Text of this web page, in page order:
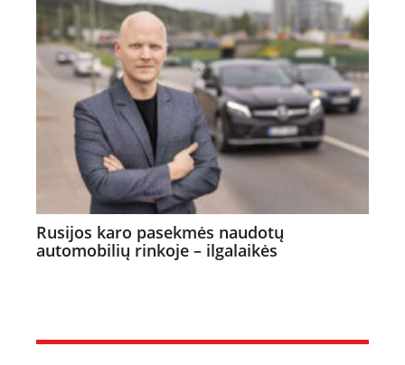
Rusijos karo pasekmės naudotų
automobilių rinkoje – ilgalaikės